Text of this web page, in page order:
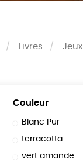
Livres Jeux
Couleur
Blanc Pur
terracotta
vert amande